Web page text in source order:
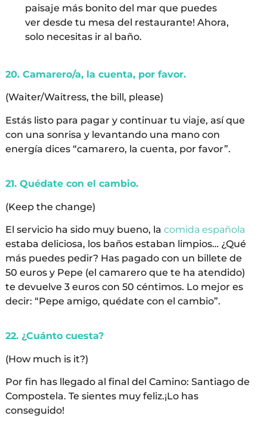
paisaje más bonito del mar que puedes
ver desde tu mesa del restaurante! Ahora,
solo necesitas ir al baño.
20. Camarero/a, la cuenta, por favor.
(Waiter/Waitress, the bill, please)
Estás listo para pagar y continuar tu viaje, así que
con una sonrisa y levantando una mano con
energía dices “camarero, la cuenta, por favor”.
21. Quédate con el cambio.
(Keep the change)
El servicio ha sido muy bueno, la comida española
estaba deliciosa, los baños estaban limpios… ¿Qué
más puedes pedir? Has pagado con un billete de
50 euros y Pepe (el camarero que te ha atendido)
te devuelve 3 euros con 50 céntimos. Lo mejor es
decir: “Pepe amigo, quédate con el cambio”.
22. ¿Cuánto cuesta?
(How much is it?)
Por fin has llegado al final del Camino: Santiago de
Compostela. Te sientes muy feliz.¡Lo has
conseguido!